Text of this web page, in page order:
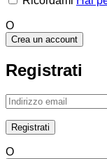
O
Crea un account
Registrati
O